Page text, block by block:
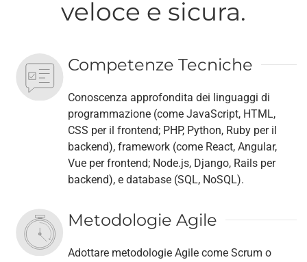
veloce e sicura.
Competenze Tecniche
Conoscenza approfondita dei linguaggi di
programmazione (come JavaScript, HTML,
CSS per il frontend; PHP, Python, Ruby per il
backend), framework (come React, Angular,
Vue per frontend; Node.js, Django, Rails per
backend), e database (SQL, NoSQL).
Metodologie Agile
Adottare metodologie Agile come Scrum o